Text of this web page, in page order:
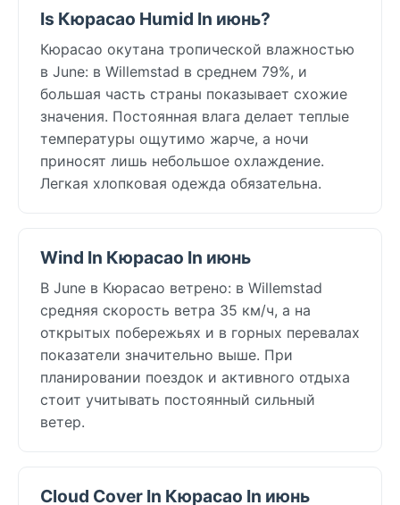
Is Кюрасао Humid In июнь?
Кюрасао окутана тропической влажностью
в June: в Willemstad в среднем 79%, и
большая часть страны показывает схожие
значения. Постоянная влага делает теплые
температуры ощутимо жарче, а ночи
приносят лишь небольшое охлаждение.
Легкая хлопковая одежда обязательна.
Wind In Кюрасао In июнь
В June в Кюрасао ветрено: в Willemstad
средняя скорость ветра 35 км/ч, а на
открытых побережьях и в горных перевалах
показатели значительно выше. При
планировании поездок и активного отдыха
стоит учитывать постоянный сильный
ветер.
Cloud Cover In Кюрасао In июнь